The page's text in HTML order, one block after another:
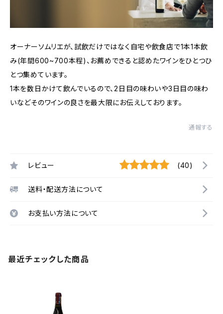
オーナーソムリエが、試飲だけではなく自宅や飲食店で1本1本飲
み(年間600~700本程)、お薦めできると認めたワインをひとつひ
とつ集めています。
1本を数日かけて飲んでいるので、2日目の味わいや3日目の味わ
いなどそのワインの良さを最大限にお伝えしております。
通報する
レビュー (40)
送料・配送方法について
お支払い方法について
最近チェックした商品